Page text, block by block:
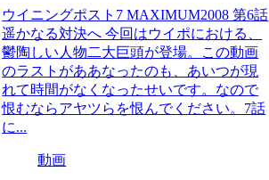
ウイニングポスト7 MAXIMUM2008 第6話
遥かなる対決へ 今回はウイポにおける、
鬱陶しい人物二大巨頭が登場。この動画
のラストがああなったのも、あいつが現
れて時間がなくなったせいです。なので
恨むならアヤツらを恨んでください。7話
に...
動画